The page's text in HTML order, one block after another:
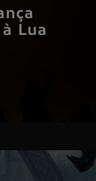
Lua